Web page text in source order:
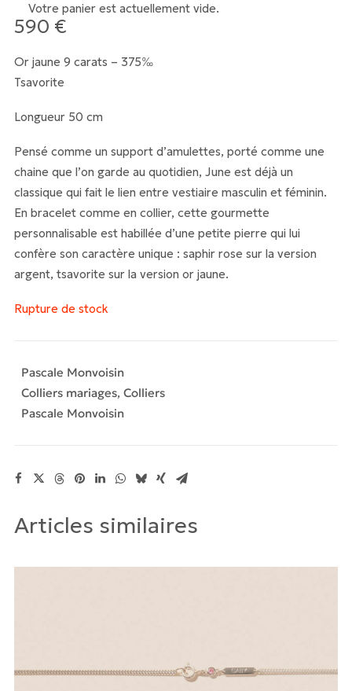
Votre panier est actuellement vide.
590 €
Or jaune 9 carats – 375‰
Tsavorite
Longueur 50 cm
Pensé comme un support d’amulettes, porté comme une
chaine que l’on garde au quotidien, June est déjà un
classique qui fait le lien entre vestiaire masculin et féminin.
En bracelet comme en collier, cette gourmette
personnalisable est habillée d’une petite pierre qui lui
confère son caractère unique : saphir rose sur la version
argent, tsavorite sur la version or jaune.
Rupture de stock
Pascale Monvoisin
Colliers mariages, Colliers
Pascale Monvoisin
Articles similaires